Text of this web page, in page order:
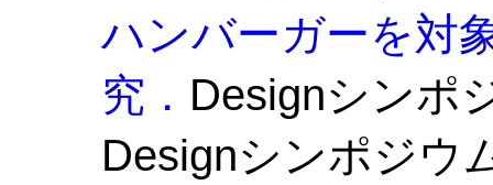
ハンバーガーを対
究． Designシンポ
Designシンポジウ